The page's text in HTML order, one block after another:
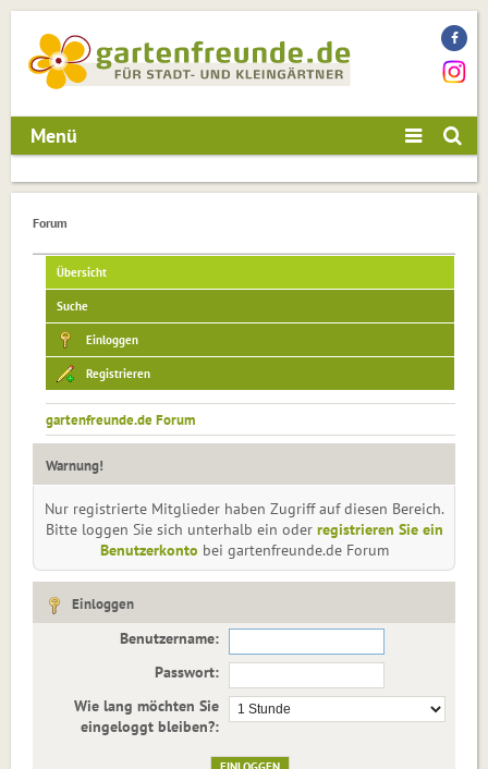
Menü
Forum
Übersicht
Suche
Einloggen
Registrieren
gartenfreunde.de Forum
Warnung!
Nur registrierte Mitglieder haben Zugriff auf diesen Bereich.
Bitte loggen Sie sich unterhalb ein oder registrieren Sie ein
Benutzerkonto bei gartenfreunde.de Forum
Einloggen
Benutzername:
Passwort:
Wie lang möchten Sie
eingeloggt bleiben?: